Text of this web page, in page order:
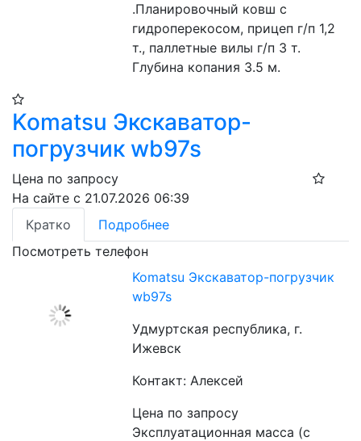
.Планировочный ковш с
гидроперекосом, прицеп г/п 1,2
т., паллетные вилы г/п 3 т.
Глубина копания 3.5 м.
Komatsu Экскаватор-
погрузчик wb97s
Цена по запросу
На сайте с 21.07.2026 06:39
Кратко
Подробнее
Посмотреть телефон
Komatsu Экскаватор-погрузчик
wb97s
Удмуртская республика, г.
Ижевск
Контакт: Алексей
Цена по запросу
Эксплуатационная масса (с